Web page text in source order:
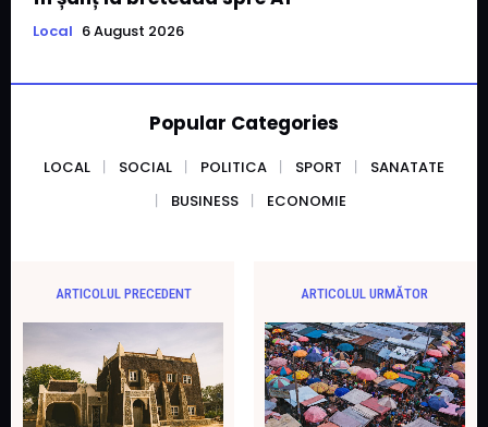
Local 6 August 2026
Popular Categories
LOCAL SOCIAL POLITICA SPORT
SANATATE
BUSINESS
ECONOMIE
ARTICOLUL PRECEDENT ARTICOLUL URMĂTOR